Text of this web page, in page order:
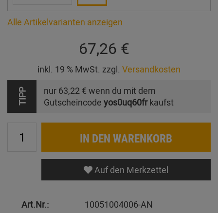
Alle Artikelvarianten anzeigen
67,26 €
inkl. 19 % MwSt. zzgl. Versandkosten
TIPP nur 63,22 € wenn du mit dem
Gutscheincode yos0uq60frkaufst
IN DEN WARENKORB
Auf den Merkzettel
Art.Nr.:
10051004006-AN